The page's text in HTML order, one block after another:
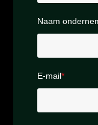
Naam
E-mail*